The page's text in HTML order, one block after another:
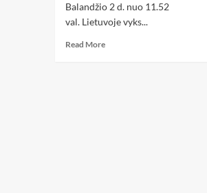
Balandžio 2 d. nuo 11.52
val. Lietuvoje vyks...
Read More